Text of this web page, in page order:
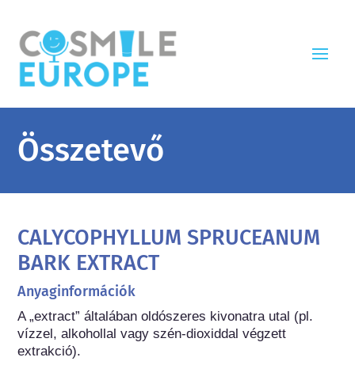
Összetevő
CALYCOPHYLLUM SPRUCEANUM
BARK EXTRACT
Anyaginformációk
A „extract” általában oldószeres kivonatra utal (pl.
vízzel, alkohollal vagy szén-dioxiddal végzett
extrakció).